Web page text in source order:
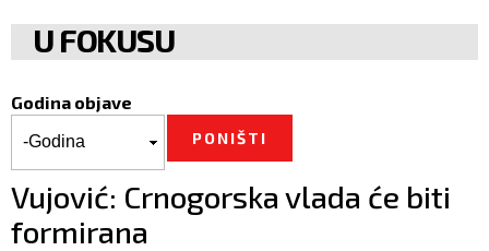
U FOKUSU
Godina objave
Vujović: Crnogorska vlada će biti
formirana